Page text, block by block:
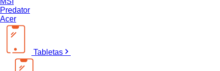
Predator
Acer
Tabletas